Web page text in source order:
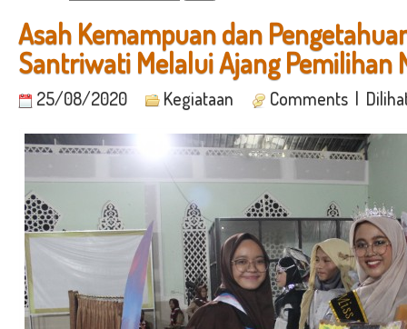
Asah Kemampuan dan
Santriwati Melalui Ajang Pemilihan
25/08/2020 Kegiataan Comments |